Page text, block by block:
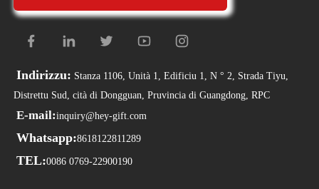
Indirizzu: Stanza 1106, Unità 1, Edificiu 1, N ° 2, Strada Tiyu,
Distrettu Sud, cità di Dongguan, Pruvincia di Guangdong, RPC
E-mail:inquiry@hey-gift.com
Whatsapp:8618122811289
TEL:0086 0769-22900190